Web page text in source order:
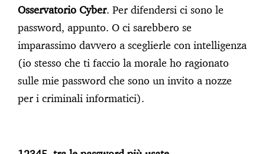
Osservatorio Cyber. Per difendersi ci sono le
password, appunto. O ci sarebbero se
imparassimo davvero a sceglierle con intelligenza
(io stesso che ti faccio la morale ho ragionato
sulle mie password che sono un invito a nozze
per i criminali informatici).